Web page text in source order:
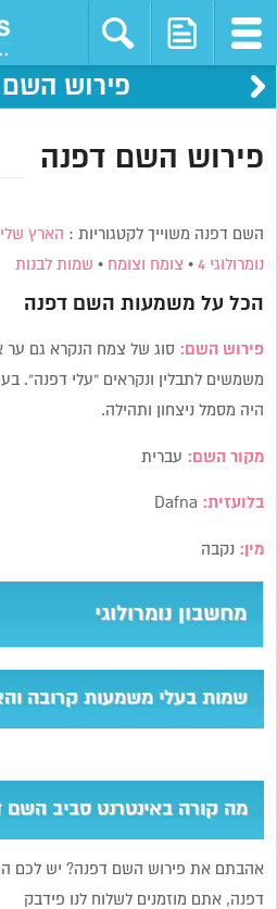
פירוש
פירוש השם דפנה
השם דפנה משוייך לקטגוריות : הארץ שלי
נומרולוגי 4 • צומח וצומח • שמות לבנות
הכל על משמעות השםדפנה
פירוש השם: סוג של צמח הנקרא גם ער
משמשים לתבלין ונקראים “עלי דפנה”.
היה מסמל ניצחון ותהילה.
מקור השם: עברית
בלועזית:
מין: נקבה
מחשבון נומרולוגי
שמות בעלי משמעות קרובה
מה קורה באינטרנט סביב השם
אהבתם את פירוש השם דפנה? יש לכם
דפנה, אתם מוזמנים לשלוח לנו פידבק